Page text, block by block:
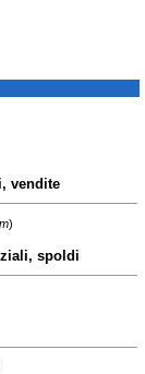
vendite
)
spoldi